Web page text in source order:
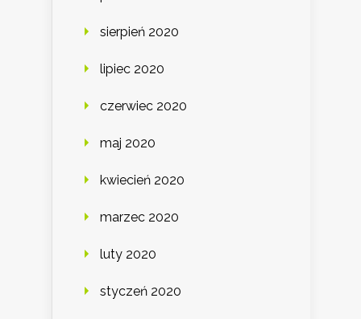
sierpień 2020
lipiec 2020
czerwiec 2020
maj 2020
kwiecień 2020
marzec 2020
luty 2020
styczeń 2020